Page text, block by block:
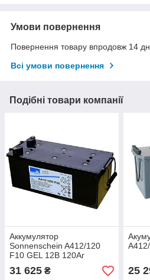
Умови повернення
Повернення товару впродовж 14
Всі умови повернення
Подібні товари компанії
Аккумулятор
Sonnenschein A412/120
F10 GEL 12В 120Аг
31 625 ₴ 25